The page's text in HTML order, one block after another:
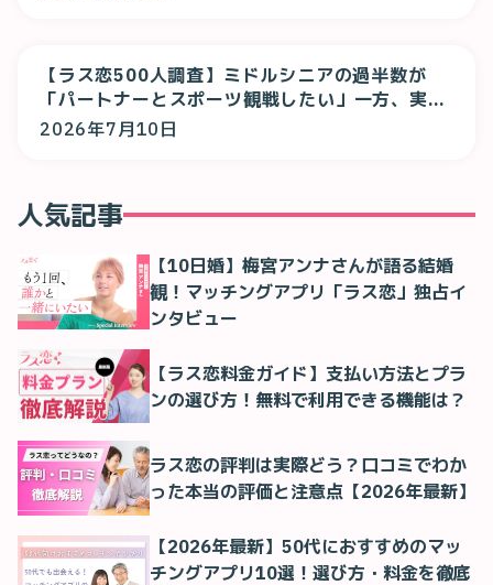
【ラス恋500人調査】ミドルシニアの過半数が
「パートナーとスポーツ観戦したい」一方、実際
は「一人で観る」が最多に
2026年7月10日
人気記事
【10日婚】梅宮アンナさんが語る結婚
観！マッチングアプリ「ラス恋」独占イ
ンタビュー
【ラス恋料金ガイド】支払い方法とプラ
ンの選び方！無料で利用できる機能は？
ラス恋の評判は実際どう？口コミでわか
った本当の評価と注意点【2026年最新】
【2026年最新】50代におすすめのマッ
チングアプリ10選！選び方・料金を徹底